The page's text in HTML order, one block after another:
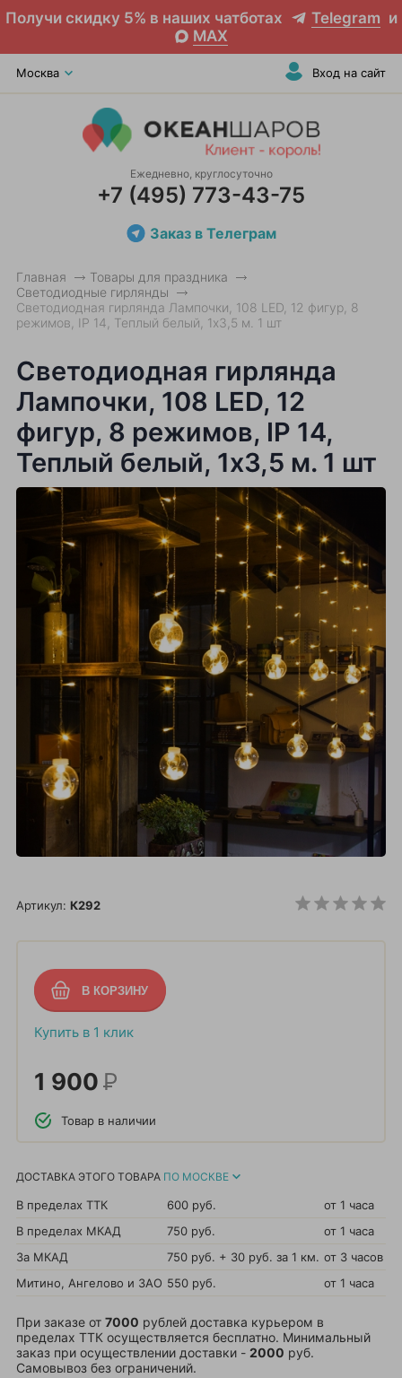
Получи скидку 5% в наших чатботах Telegram и
MAX
Москва Вход на сайт
Ежедневно, круглосуточно
+7 (495) 773-43-75
Заказ в Телеграм
Главная
Товары для праздника
Светодиодные гирлянды
Светодиодная гирлянда Лампочки, 108 LED, 12 фигур, 8
режимов, IP 14, Теплый белый, 1х3,5 м. 1 шт
Светодиодная гирлянда
Лампочки, 108 LED, 12
фигур, 8 режимов, IP 14,
Теплый белый, 1х3,5 м. 1 шт
Артикул: К292
Купить в 1 клик
1 900Р
Товар в наличии
ДОСТАВКА ЭТОГО ТОВАРА ПО МОСКВЕ
В пределах ТТК 600 руб.
от 1 часа
В пределах МКАД
750 руб.
от 1 часа
За МКАД
750 руб. + 30 руб. за 1 км. от 3 часов
Митино, Ангелово и ЗАО 550 руб. от 1 часа
При заказе от 7000 рублей доставка курьером в
пределах ТТК осуществляется бесплатно. Минимальный
заказ при осуществлении доставки - 2000 руб.
Самовывоз без ограничений.